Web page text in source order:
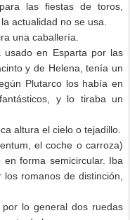
las fiestas de toros,
actualidad no se usa.
una caballería.
en Esparta por las
y de Helena, tenía un
Plutarco los había en
y lo tiraba un
altura el cielo o tejadillo.
el coche o carroza)
forma semicircular. Iba
romanos de distinción,
lo general dos ruedas